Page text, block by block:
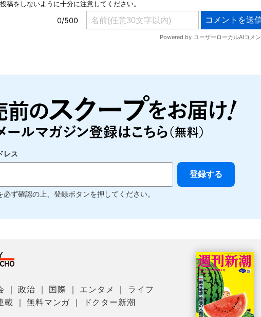
レス
必ず確認の上、登録ボタンを押してください。
｜政治 国際 エンタメ
ライフ
載 ｜無料マンガ ドクター新潮